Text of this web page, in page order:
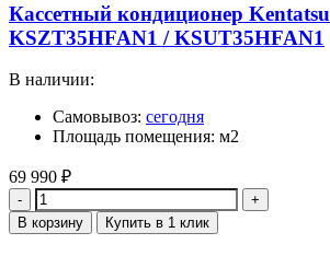
Кассетный кондиционер Kentatsu
KSZT35HFAN1 / KSUT35HFAN1
В наличии:
Самовывоз: сегодня
Площадь помещения: м2
69 990 ₽
Количество
В корзину Купить в 1 клик